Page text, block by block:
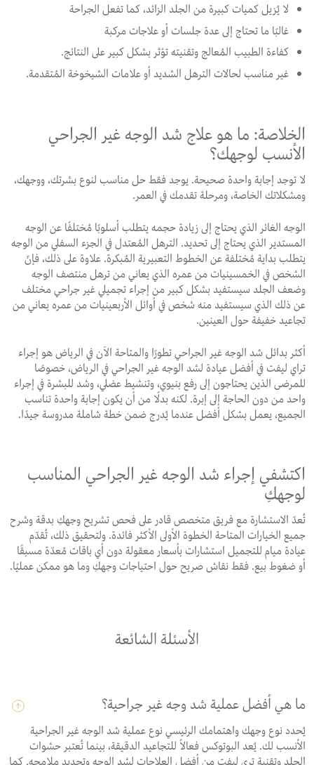
لا يُزيل كميات كبيرة من الجلد الزائد، كما تفعل الجراحة
غالبًا ما تحتاج إلى عدة جلسات أو علاجات مركبة
كفاءة الطبيب المُعالج وتقنيته تؤثر بشكل كبير على النتائج.
غير مناسب لحالات الترهل الشديد أو علامات الشيخوخة المُتقدمة.
الخلاصة: ما هو علاج شد الوجه غير الجراحي
الأنسب لوجهك؟
لا توجد إجابة واحدة صحيحة. يوجد فقط حل مناسب لنوع بشرتك، ووجهك،
ومشكلاتك الخاصة، ومرحلة تقدمك في العمر.
الوجه الغائر الذي يحتاج إلى زيادة حجمه يتطلب أسلوبًا مُختلفًا عن الوجه
المستدير الذي يحتاج إلى تحديد. الترهل المُعتدل في الجزء السفلي من الوجه
يتطلب بداية مُختلفة عن الخطوط التعبيرية المُبكرة. علاوة على ذلك، فإنّ
الشخص في الخمسينيات من عمره الذي يعاني من ترهل منتصف الوجه
وضعف الجلد سيستفيد بشكل كبير من إجراء تجميلي غير جراحي مختلف
عن ذلك الذي سيستفيد منه شخص في أوائل الأربعينيات من عمره يعاني من
تجاعيد خفيفة حول العينين.
أكثر بدائل شد الوجه غير الجراحي تطورًا والمتاحة الآن في الرياض هو إجراء
تراي ليفت في أفضل عيادة لشد الوجه غير الجراحي في الرياض، خصوصًا
للمرضى الذين يحتاجون إلى رفع بنيوي، وتنشيط عضلي، وشد للبشرة في إجراء
واحد من دون الحاجة إلى إبرة. لكنه بدلًا من أن يكون إجابة واحدة تناسب
الجميع، يعمل بشكل أفضل عندما يُدرج ضمن خطة شاملة مدروسة جيدًا.
اكتشفي إجراء شد الوجه غير الجراحي المناسب
لوجهكِ
تُعدّ الاستشارة مع فريق متخصص قادر على فحص تشريح وجهكِ بدقة وشرح
جميع الخيارات المتاحة الخطوة الأولى الأكثر فائدة. ولتحقيق ذلك، تُقدّم
عيادة ميام للتجميل استشارات بأسعار معقولة دون أي باقات مُعدّة مسبقًا
أو ضغوط بيع. فقط نقاش صريح حول احتياجات وجهكِ وما هو ممكن عمليًا.
الأسئلة الشائعة
ما هي أفضل عملية شد وجه غير جراحية؟
يُحدد نوع وجهك واهتمامك الرئيسي نوع عملية شد الوجه غير الجراحية
الأنسب لك. يُعد البوتوكس فعالاً للتجاعيد الدقيقة، بينما تُعتبر حشوات